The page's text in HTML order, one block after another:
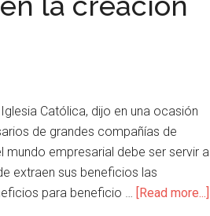
Católica, dijo en una ocasión
de grandes compañías de
empresarial debe ser servir a
extraen sus beneficios las
para beneficio … [Read more...]